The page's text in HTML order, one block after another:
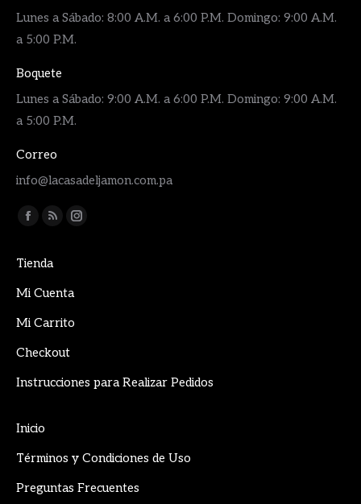
Lunes a Sábado: 8:00 A.M. a 6:00 P.M. Domingo: 9:00 A.M.
a 5:00 P.M.
Boquete
Lunes a Sábado: 9:00 A.M. a 6:00 P.M. Domingo: 9:00 A.M.
a 5:00 P.M.
Correo
info@lacasadeljamon.com.pa
Encuéntranos en:
Facebook
opens
in
window
Rss
opens
in
window
Instagram
Tienda
Mi Cuenta
Mi Carrito
Checkout
Instrucciones para Realizar Pedidos
Inicio
Términos y Condiciones de Uso
Preguntas Frecuentes